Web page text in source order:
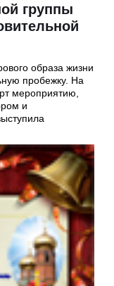
группы
образа жизни
пробежку. На
мероприятию,
и